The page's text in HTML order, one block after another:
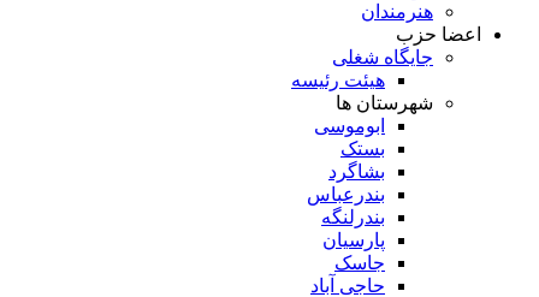
هنرمندان
اعضا حزب
جایگاه شغلی
هیئت رئیسه
شهرستان ها
ابوموسی
بستک
بشاگرد
بندرعباس
بندرلنگه
پارسیان
جاسک
حاجی آباد